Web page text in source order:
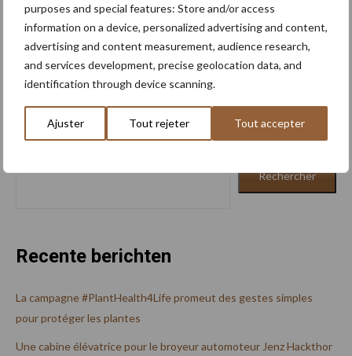
purposes and special features: Store and/or access
information on a device, personalized advertising and content,
advertising and content measurement, audience research,
and services development, precise geolocation data, and
identification through device scanning.
Ajuster Tout rejeter Tout accepter
Rechercher
Recente berichten
La campagne #PlantHealth4Life promeut des gestes simples
pour protéger les plantes
Une cabine élévatrice pour le broyeur automoteur Jenz Hackthor